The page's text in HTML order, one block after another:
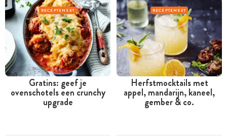
RECEPTENSET
Gratins: geef je
ovenschotels een crunchy
upgrade
RECEPTENSET
Herfstmocktails met
appel, mandarijn, kaneel,
gember & co.